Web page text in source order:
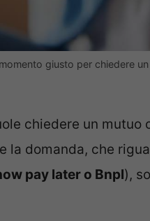
giusto per chiedere
chiedere un
la domanda, che
pay later o Bnpl),